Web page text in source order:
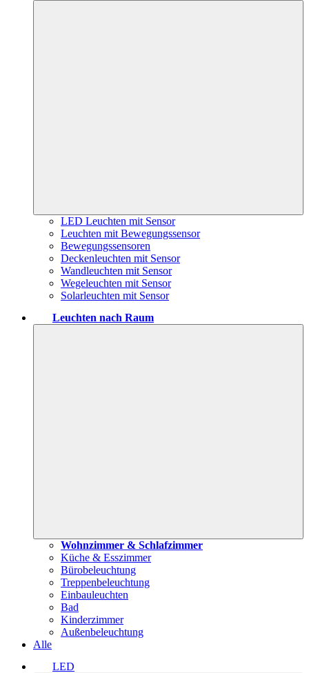
LED Leuchten mit Sensor
Leuchten mit Bewegungssensor
Bewegungssensoren
Deckenleuchten mit Sensor
Wandleuchten mit Sensor
Wegeleuchten mit Sensor
Solarleuchten mit Sensor
Leuchten nach Raum
Wohnzimmer & Schlafzimmer
Küche & Esszimmer
Bürobeleuchtung
Treppenbeleuchtung
Einbauleuchten
Bad
Kinderzimmer
Außenbeleuchtung
Alle
LED